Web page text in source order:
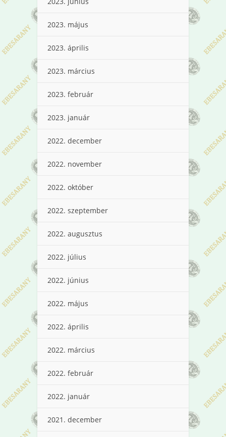
2023. május
2023. április
2023. március
2023. február
2023. január
2022. december
2022. november
2022. október
2022. szeptember
2022. augusztus
2022. július
2022. június
2022. május
2022. április
2022. március
2022. február
2022. január
2021. december